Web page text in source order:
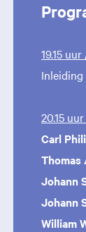
19.15
20.15
Carl
Thomas
Johann
Johann
William